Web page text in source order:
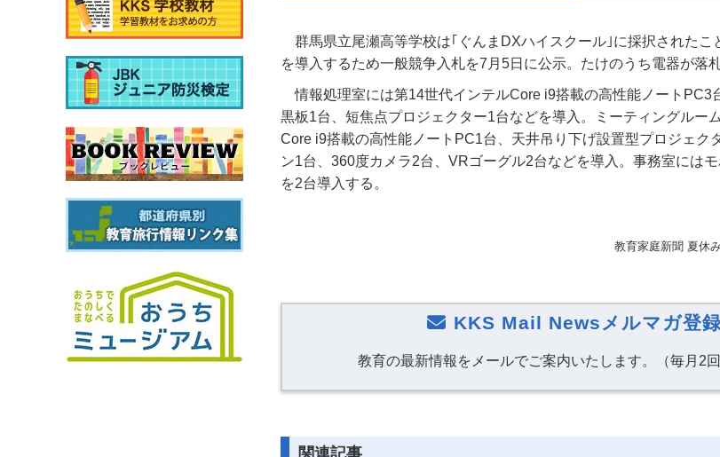
群馬県立尾瀬高等学校は｢ぐんまDXハイスクール｣に採択されたこ
を導入するため一般競争入札を7月5日に公示。たけのうち電器が落札
情報処理室には第14世代インテルCore i9搭載の高性能ノートPC3
黒板1台、短焦点プロジェクター1台などを導入。ミーティングルー
Core i9搭載の高性能ノートPC1台、天井吊り下げ設置型プロジェク
ン1台、360度カメラ2台、VRゴーグル2台などを導入。事務室には
を2台導入する。
教育家庭新聞 夏休
KKS Mail Newsメルマガ登
教育の最新情報をメールでご案内いたします。（毎月2回
関連記事